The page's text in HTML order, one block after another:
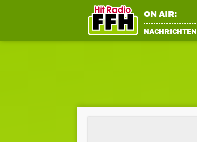
ON AIR:
NACHRICHTEN